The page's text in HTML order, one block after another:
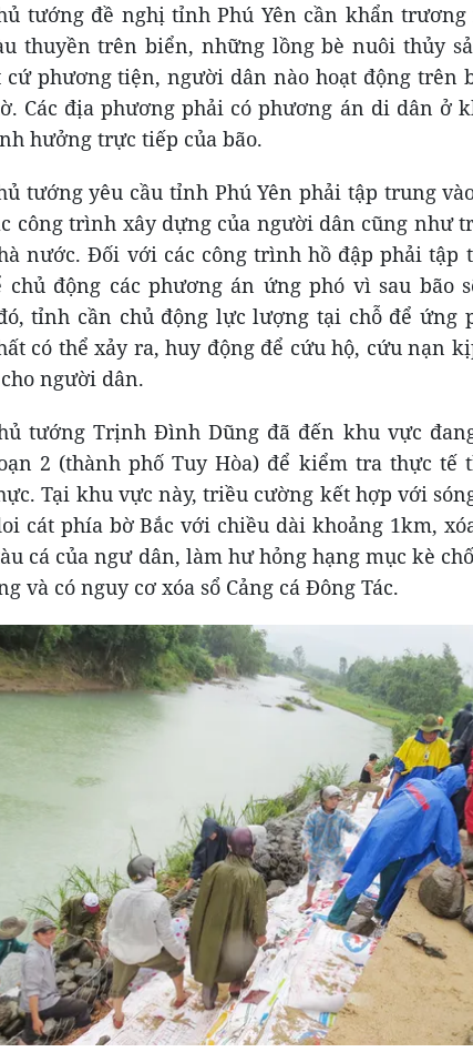
tướng đề nghị tỉnh Phú Yên cần khẩn
thuyền trên biển, những lồng bè nuôi thủy
cứ phương tiện, người dân nào hoạt động trên
Các địa phương phải có phương án di dân ở
hưởng trực tiếp của bão.
tướng yêu cầu tỉnh Phú Yên phải tập trung
công trình xây dựng của người dân cũng như
nước. Đối với các công trình hồ đập phải tập
chủ động các phương án ứng phó vì sau bão
tỉnh cần chủ động lực lượng tại chỗ để ứng
có thể xảy ra, huy động để cứu hộ, cứu nạn
người dân.
tướng Trịnh Đình Dũng đã đến khu vực
2 (thành phố Tuy Hòa) để kiểm tra thực tế
Tại khu vực này, triều cường kết hợp với
cát phía bờ Bắc với chiều dài khoảng 1km,
cá của ngư dân, làm hư hỏng hạng mục kè
và có nguy cơ xóa sổ Cảng cá Đông Tác.